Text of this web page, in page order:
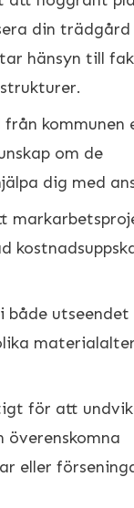
din trädgård
hänsyn till
kommunen
om de
dig med
både utseendet
för att
eller